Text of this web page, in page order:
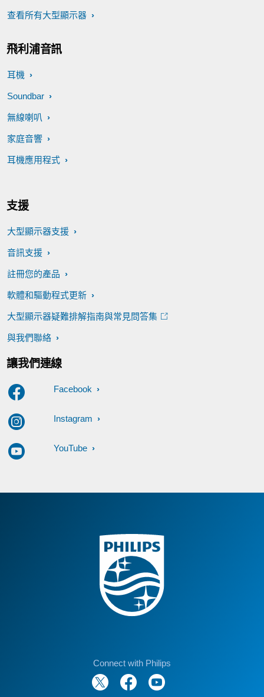
查看所有大型顯示器
飛利浦音訊
耳機
Soundbar
無線喇叭
家庭音響
耳機應用程式
支援
大型顯示器支援
音訊支援
註冊您的產品
軟體和驅動程式更新
大型顯示器疑難排解指南與常見問答集
與我們聯絡
讓我們連線
Facebook
Instagram
YouTube
Connect with Philips